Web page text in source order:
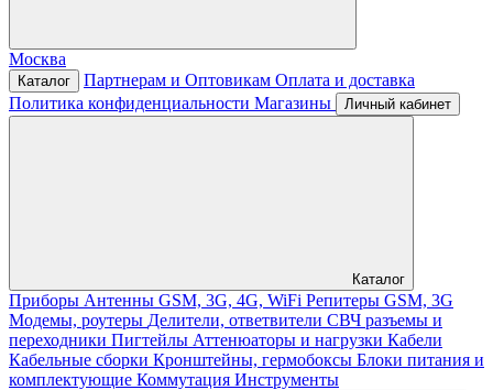
Москва
Каталог Партнерам и Оптовикам Оплата и доставка
Политика конфиденциальности Магазины Личный кабинет
Каталог
Приборы Антенны GSM, 3G, 4G, WiFi Репитеры GSM, 3G
Модемы, роутеры Делители, ответвители СВЧ разъемы и
переходники Пигтейлы Аттенюаторы и нагрузки Кабели
Кабельные сборки Кронштейны, гермобоксы Блоки питания и
комплектующие Коммутация Инструменты